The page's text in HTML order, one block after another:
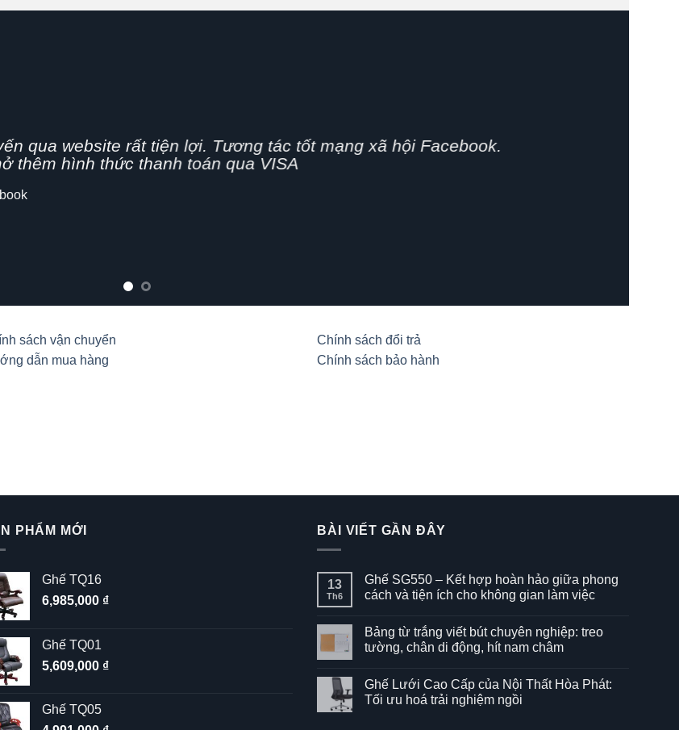
hình thức bán hàng Online đang dần phát huy.
thêm tính năng chia sẻ mạng xã hội
sách vận chuyển
dẫn mua hàng
Chính sách đổi trả
Chính sách bảo hành
PHẨM MỚI
Ghế TQ16
6,985,000 ₫
Ghế TQ01
5,609,000 ₫
Ghế TQ05
BÀI VIẾT GẦN ĐÂY
13
Th6
Ghế SG550 – Kết hợp hoàn hảo giữa phong
cách và tiện ích cho không gian làm việc
bình
luận
ở
–
Kết
hợp
Bảng từ trắng viết bút chuyên nghiệp: treo
tường, chân di động, hít nam châm
bình
luận
ở
Ghế Lưới Cao Cấp của Nội Thất Hòa Phát:
Tối ưu hoá trải nghiệm ngồi